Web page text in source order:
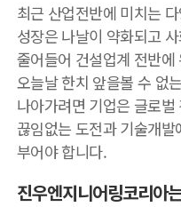
최근 산업전반에 미치는
성장은 나날이 약화되고
줄어들어 건설업계 전반
오늘날 한치 앞을볼 수 없
나아가려면 기업은 글로
끊임없는 도전과 기술개
부어야 합니다.
진우엔지니어링코리아